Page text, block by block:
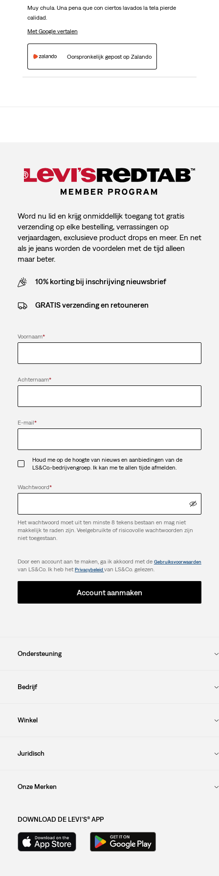
Muy chula. Una pena que con ciertos lavados la tela pierde
calidad.
Met Google vertalen
Oorspronkelijk gepost op Zalando
Word nu lid en krijg onmiddellijk toegang tot gratis
verzending op elke bestelling, verrassingen op
verjaardagen, exclusieve product drops en meer. En net
als je jeans worden de voordelen met de tijd alleen
maar beter.
10% korting bij inschrijving nieuwsbrief
GRATIS verzending en retouneren
Voornaam*
Achternaam*
E-mail*
Houd me op de hoogte van nieuws en aanbiedingen van de
LS&Co.-bedrijvengroep. Ik kan me te allen tijde afmelden.
Wachtwoord*
Het wachtwoord moet uit ten minste 8 tekens bestaan en mag niet
makkelijk te raden zijn. Veelgebruikte of risicovolle wachtwoorden zijn
niet toegestaan.
Door een account aan te maken, ga ik akkoord met de Gebruiksvoorwaarden
van LS&Co. Ik heb hetPrivacybeleid van LS&Co. gelezen.
Account aanmaken
Ondersteuning
Bedrijf
Winkel
Juridisch
Onze Merken
DOWNLOAD DE LEVI'S® APP